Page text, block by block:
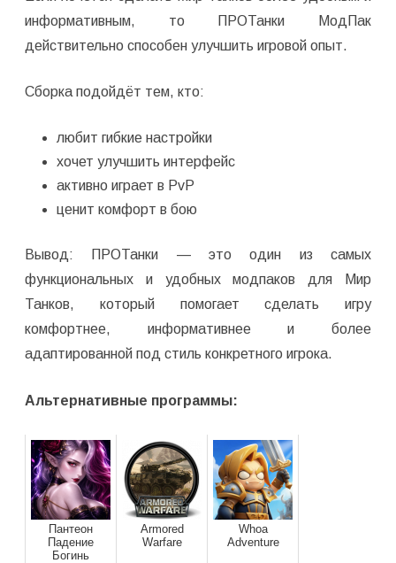
информативным, то ПРОТанки МодПак
действительно способен улучшить игровой опыт.
Сборка подойдёт тем, кто:
любит гибкие настройки
хочет улучшить интерфейс
активно играет в PvP
ценит комфорт в бою
Вывод: ПРОТанки — это один из самых
функциональных и удобных модпаков для Мир
Танков, который помогает сделать игру
комфортнее, информативнее и более
адаптированной под стиль конкретного игрока.
Альтернативные программы:
Пантеон
Падение
Богинь
Armored
Warfare
Whoa
Adventure